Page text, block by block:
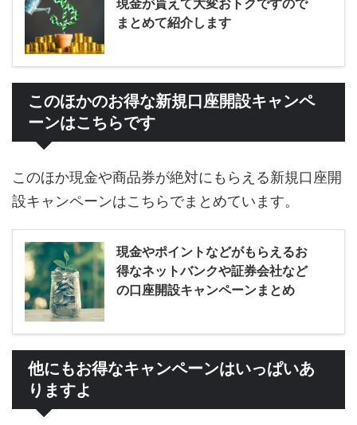
まとめて紹介します
このほかのお得な新規口座開設キャンペ
ーンはこちらです
このほか現金や商品券が絶対にもらえる新規口座開
設キャンペーンはこちらでまとめています。
現金やポイントなどがもらえるお
得なネットバンクや証券会社など
の口座開設キャンペーンまとめ
他にもお得なキャンペーンはいっぱいあ
りますよ